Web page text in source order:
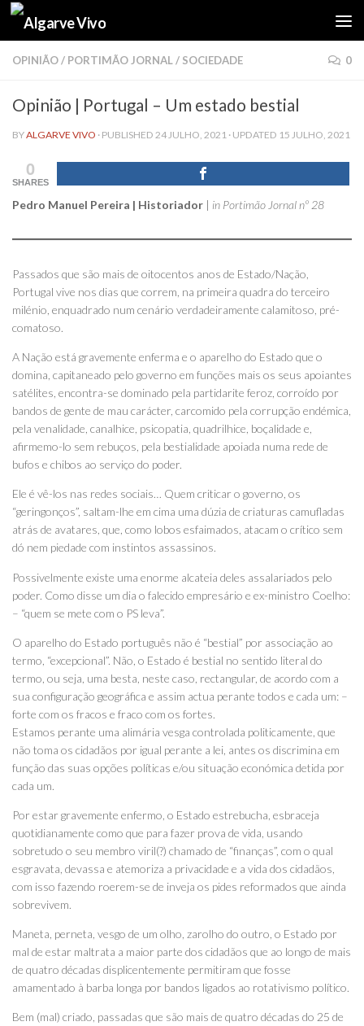
Skip to content
OPINIÃO/ PORTIMÃO JORNAL / SOCIEDADE 0
Opinião | Portugal – Um estado bestial
BYALGARVE VIVO · PUBLISHED 24 JULHO, 2021 · UPDATED 15 JULHO, 2021
0
SHARES
Pedro Manuel Pereira | Historiador | in Portimão Jornal nº 28
Passados que são mais de oitocentos anos de Estado/Nação,
Portugal vive nos dias que correm, na primeira quadra do terceiro
milénio, enquadrado num cenário verdadeiramente calamitoso, pré-
comatoso.
A Nação está gravemente enferma e o aparelho do Estado que o
domina, capitaneado pelo governo em funções mais os seus apoiantes
satélites, encontra-se dominado pela partidarite feroz, corroído por
bandos de gente de mau carácter, carcomido pela corrupção endémica,
pela venalidade, canalhice, psicopatia, quadrilhice, boçalidade e,
afirmemo-lo sem rebuços, pela bestialidade apoiada numa rede de
bufos e chibos ao serviço do poder.
Ele é vê-los nas redes sociais… Quem criticar o governo, os
“geringonços”, saltam-lhe em cima uma dúzia de criaturas camufladas
atrás de avatares, que, como lobos esfaimados, atacam o crítico sem
dó nem piedade com instintos assassinos.
Possivelmente existe uma enorme alcateia deles assalariados pelo
poder. Como disse um dia o falecido empresário e ex-ministro Coelho:
– “quem se mete com o PS leva”.
O aparelho do Estado português não é “bestial” por associação ao
termo, “excepcional”. Não, o Estado é bestial no sentido literal do
termo, ou seja, uma besta, neste caso, rectangular, de acordo com a
sua configuração geográfica e assim actua perante todos e cada um: –
forte com os fracos e fraco com os fortes.
Estamos perante uma alimária vesga controlada politicamente, que
não toma os cidadãos por igual perante a lei, antes os discrimina em
função das suas opções políticas e/ou situação económica detida por
cada um.
Por estar gravemente enfermo, o Estado estrebucha, esbraceja
quotidianamente como que para fazer prova de vida, usando
sobretudo o seu membro viril(?) chamado de “finanças”, com o qual
esgravata, devassa e atemoriza a privacidade e a vida dos cidadãos,
com isso fazendo roerem-se de inveja os pides reformados que ainda
sobrevivem.
Maneta, perneta, vesgo de um olho, zarolho do outro, o Estado por
mal de estar maltrata a maior parte dos cidadãos que ao longo de mais
de quatro décadas displicentemente permitiram que fosse
amamentado à barba longa por bandos ligados ao rotativismo político.
Bem (mal) criado, passadas que são mais de quatro décadas do 25 de